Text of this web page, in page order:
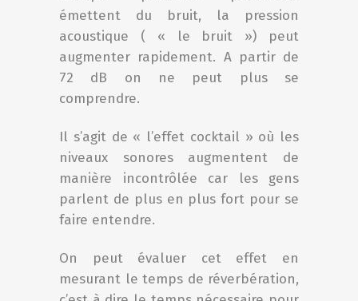
émettent du bruit, la pression
acoustique ( « le bruit ») peut
augmenter rapidement. A partir de
72 dB on ne peut plus se
comprendre.
Il s’agit de « l’effet cocktail » où les
niveaux sonores augmentent de
manière incontrôlée car les gens
parlent de plus en plus fort pour se
faire entendre.
On peut évaluer cet effet en
mesurant le temps de réverbération,